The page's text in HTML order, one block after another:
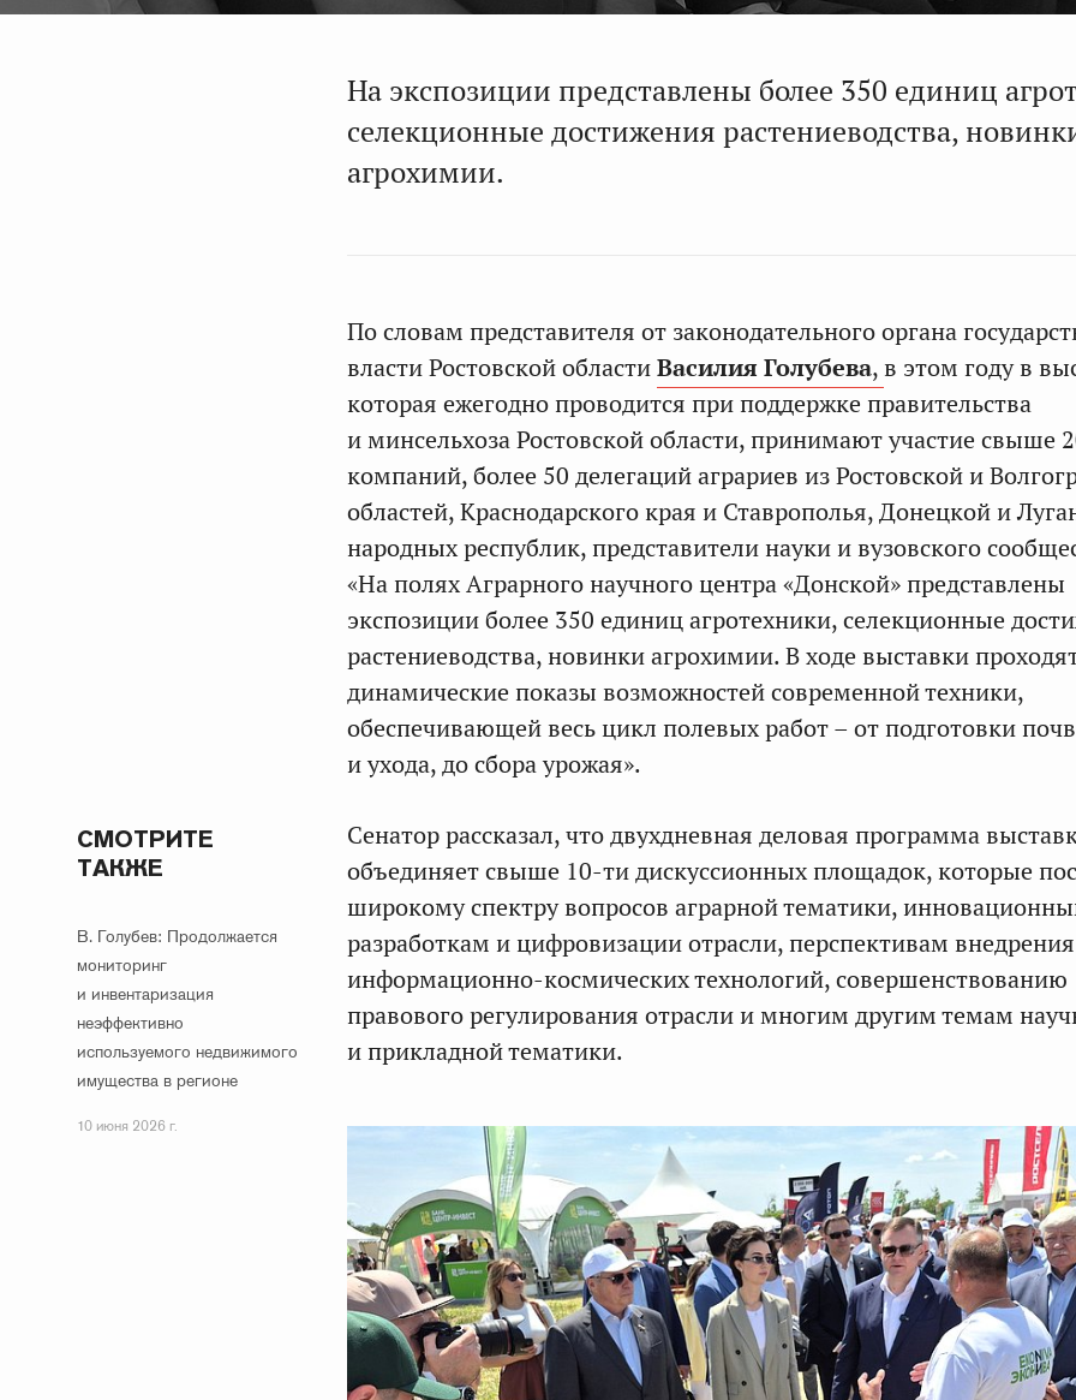
На экспозиции представлены более 350 единиц
селекционные достижения растениеводства,
агрохимии.
По словам представителя от законодательного органа
власти Ростовской областиВасилия Голубева,в этом году в
которая ежегодно проводится при поддержке правительства
и минсельхоза Ростовской области, принимают участие свыше
компаний, более 50 делегаций аграриев из Ростовской и
областей, Краснодарского края и Ставрополья, Донецкой и
народных республик, представители науки и вузовского
«На полях Аграрного научного центра «Донской» представлены
экспозиции более 350 единиц агротехники, селекционные
растениеводства, новинки агрохимии. В ходе выставки
динамические показы возможностей современной техники,
обеспечивающей весь цикл полевых работ – от подготовки
и ухода, до сбора урожая».
СМОТРИТЕ
ТАКЖЕ
В. Голубев: Продолжается
мониторинг
и инвентаризация
неэффективно
используемого недвижимого
имущества в регионе
10 июня 2026 г.
Сенатор рассказал, что двухдневная деловая программа
объединяет свыше 10-ти дискуссионных площадок, которые
широкому спектру вопросов аграрной тематики,
разработкам и цифровизации отрасли, перспективам внедрения
информационно-космических технологий, совершенствованию
правового регулирования отрасли и многим другим темам
и прикладной тематики.